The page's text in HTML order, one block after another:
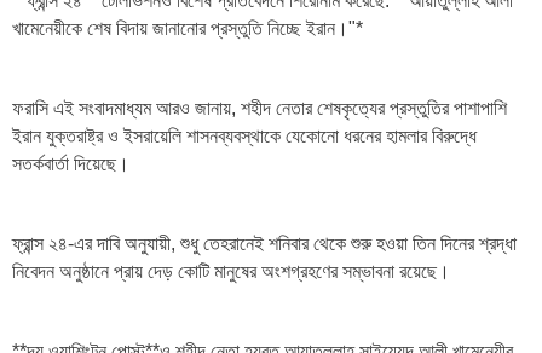
খামেনেয়ীকে শেষ বিদায় জানানোর প্রস্তুতি নিচ্ছে ইরান।"*
ফরাসি এই সংবাদমাধ্যম আরও জানায়, শহীদ নেতার শেষকৃত্যের প্রস্তুতির পাশাপাশি
ইরান যুক্তরাষ্ট্র ও ইসরায়েলি শাসনব্যবস্থাকে যেকোনো ধরনের হামলার বিরুদ্ধে
সতর্কবার্তা দিয়েছে।
ফ্রান্স ২৪-এর দাবি অনুযায়ী, শুধু তেহরানেই শনিবার থেকে শুরু হওয়া তিন দিনের শ্রদ্ধা
নিবেদন অনুষ্ঠানে প্রায় দেড় কোটি মানুষের অংশগ্রহণের সম্ভাবনা রয়েছে।